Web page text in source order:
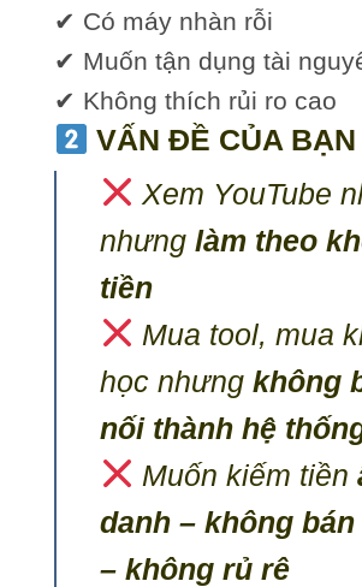
✔ Có máy nhàn rỗi
✔ Muốn tận dụng tài
✔ Không thích rủi ro cao
VẤN ĐỀ CỦA BẠN
Xem YouTube
nhưng làm theo
tiền
Mua tool, mua
học nhưng không
nối thành hệ
Muốn kiếm tiền
danh – không
– không rủ rê